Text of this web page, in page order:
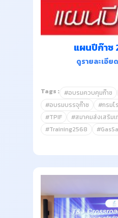
แผนปีก๊าซ
ดูรายละเอีย
Tags : #อบรมควบคุมก๊าซ
#อบรมบรรจุก๊าซ
#กรมโ
#TPIF
#สมาคมส่งเสริม
#Training2568